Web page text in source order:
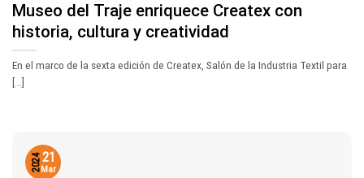
Museo del Traje enriquece Createx con
historia, cultura y creatividad
En el marco de la sexta edición de Createx, Salón de la Industria Textil para
[...]
21
Mar
2024